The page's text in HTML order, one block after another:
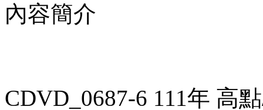
內容簡介
CDVD_0687-6 111年 高